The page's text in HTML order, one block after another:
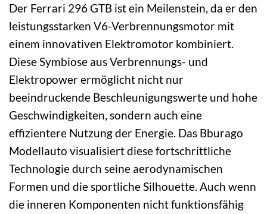
Der Ferrari 296 GTB ist ein Meilenstein, da er den
leistungsstarken V6-Verbrennungsmotor mit
einem innovativen Elektromotor kombiniert.
Diese Symbiose aus Verbrennungs- und
Elektropower ermöglicht nicht nur
beeindruckende Beschleunigungswerte und hohe
Geschwindigkeiten, sondern auch eine
effizientere Nutzung der Energie. Das Bburago
Modellauto visualisiert diese fortschrittliche
Technologie durch seine aerodynamischen
Formen und die sportliche Silhouette. Auch wenn
die inneren Komponenten nicht funktionsfähig